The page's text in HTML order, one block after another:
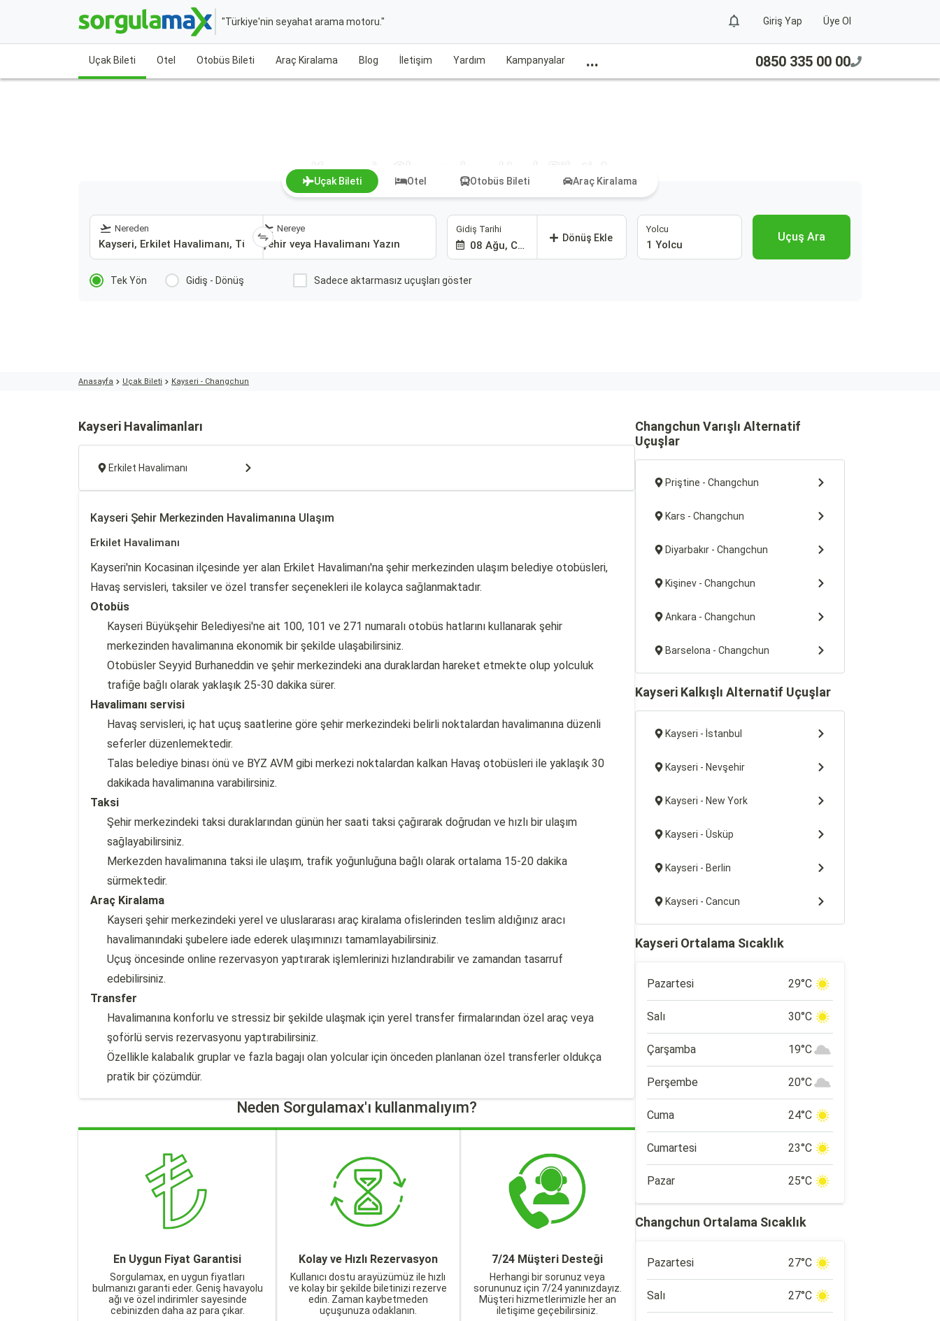
"Türkiye'nin seyahat arama motoru." Giriş Yap Üye Ol
Uçak Bileti Otel Otobüs Bileti Araç Kiralama Blog İletişim Yardım Kampanyalar ... 0850 335 00 00
Kayseri - Changchun Uçak Bileti Ara
Uçak Bileti Otel Otobüs Bileti Araç Kiralama
Nereden Nereye Gidiş Tarihi
08 Ağu, Cmt
Dönüş Ekle
Yolcu
1 Yolcu
Uçuş Ara
Tek Yön Gidiş - Dönüş Sadece aktarmasız uçuşları göster
Anasayfa Uçak Bileti Kayseri - Changchun
Kayseri Havalimanları
Erkilet Havalimanı
Kayseri Şehir Merkezinden Havalimanına Ulaşım
Erkilet Havalimanı
Kayseri'nin Kocasinan ilçesinde yer alan Erkilet Havalimanı'na şehir merkezinden ulaşım belediye otobüsleri,
Havaş servisleri, taksiler ve özel transfer seçenekleri ile kolayca sağlanmaktadır.
Otobüs
Kayseri Büyükşehir Belediyesi'ne ait 100, 101 ve 271 numaralı otobüs hatlarını kullanarak şehir
merkezinden havalimanına ekonomik bir şekilde ulaşabilirsiniz.
Otobüsler Seyyid Burhaneddin ve şehir merkezindeki ana duraklardan hareket etmekte olup yolculuk
trafiğe bağlı olarak yaklaşık 25-30 dakika sürer.
Havalimanı servisi
Havaş servisleri, iç hat uçuş saatlerine göre şehir merkezindeki belirli noktalardan havalimanına düzenli
seferler düzenlemektedir.
Talas belediye binası önü ve BYZ AVM gibi merkezi noktalardan kalkan Havaş otobüsleri ile yaklaşık 30
dakikada havalimanına varabilirsiniz.
Taksi
Şehir merkezindeki taksi duraklarından günün her saati taksi çağırarak doğrudan ve hızlı bir ulaşım
sağlayabilirsiniz.
Merkezden havalimanına taksi ile ulaşım, trafik yoğunluğuna bağlı olarak ortalama 15-20 dakika
sürmektedir.
Araç Kiralama
Kayseri şehir merkezindeki yerel ve uluslararası araç kiralama ofislerinden teslim aldığınız aracı
havalimanındaki şubelere iade ederek ulaşımınızı tamamlayabilirsiniz.
Uçuş öncesinde online rezervasyon yaptırarak işlemlerinizi hızlandırabilir ve zamandan tasarruf
edebilirsiniz.
Transfer
Havalimanına konforlu ve stressiz bir şekilde ulaşmak için yerel transfer firmalarından özel araç veya
şoförlü servis rezervasyonu yaptırabilirsiniz.
Özellikle kalabalık gruplar ve fazla bagajı olan yolcular için önceden planlanan özel transferler oldukça
pratik bir çözümdür.
Neden Sorgulamax'ı kullanmalıyım?
En Uygun Fiyat Garantisi
Sorgulamax, en uygun fiyatları
bulmanızı garanti eder. Geniş havayolu
ağı ve özel indirimler sayesinde
cebinizden daha az para çıkar.
Kolay ve Hızlı Rezervasyon
Kullanıcı dostu arayüzümüz ile hızlı
ve kolay bir şekilde biletinizi rezerve
edin. Zaman kaybetmeden
uçuşunuza odaklanın.
7/24 Müşteri Desteği
Herhangi bir sorunuz veya
sorununuz için 7/24 yanınızdayız.
Müşteri hizmetlerimizle her an
iletişime geçebilirsiniz.
Changchun Varışlı Alternatif
Uçuşlar
Priştine - Changchun
Kars - Changchun
Diyarbakır - Changchun
Kişinev - Changchun
Ankara - Changchun
Barselona - Changchun
Kayseri Kalkışlı Alternatif Uçuşlar
Kayseri - İstanbul
Kayseri - Nevşehir
Kayseri - New York
Kayseri - Üsküp
Kayseri - Berlin
Kayseri - Cancun
Kayseri Ortalama Sıcaklık
Pazartesi 29°C
Salı 30°C
Çarşamba 19°C
Perşembe 20°C
Cuma 24°C
Cumartesi 23°C
Pazar 25°C
Changchun Ortalama Sıcaklık
Pazartesi 27°C
Salı 27°C